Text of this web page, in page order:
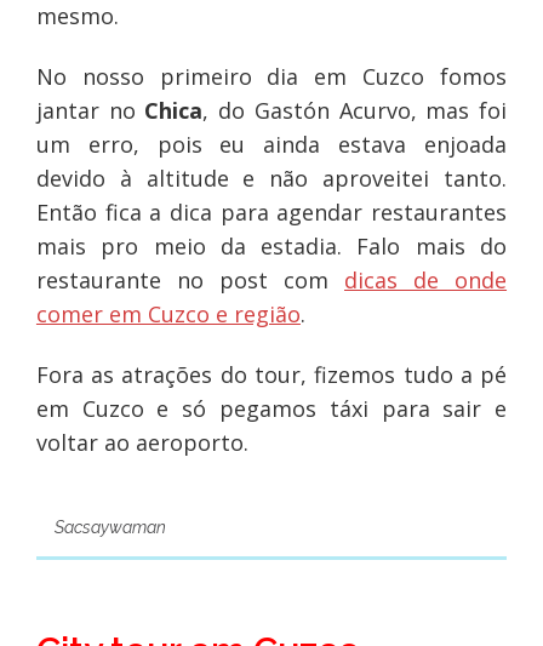
mesmo.
No nosso primeiro dia em Cuzco fomos
jantar no Chica, do Gastón Acurvo, mas foi
um erro, pois eu ainda estava enjoada
devido à altitude e não aproveitei tanto.
Então fica a dica para agendar restaurantes
mais pro meio da estadia. Falo mais do
restaurante no post com dicas de onde
comer em Cuzco e região.
Fora as atrações do tour, fizemos tudo a pé
em Cuzco e só pegamos táxi para sair e
voltar ao aeroporto.
Sacsaywaman